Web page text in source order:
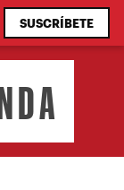
SUSCRÍBETE